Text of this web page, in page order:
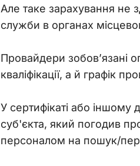
Але таке зарахування не
служби в органах
Провайдери зобов’язані
кваліфікації, а й графік
У сертифікаті або іншому
суб'єкта, який погодив
персоналом на пошук/